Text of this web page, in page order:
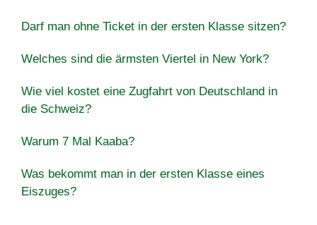
Darf man ohne Ticket in der ersten Klasse sitzen?
Welches sind die ärmsten Viertel in New York?
Wie viel kostet eine Zugfahrt von Deutschland in
die Schweiz?
Warum 7 Mal Kaaba?
Was bekommt man in der ersten Klasse eines
Eiszuges?